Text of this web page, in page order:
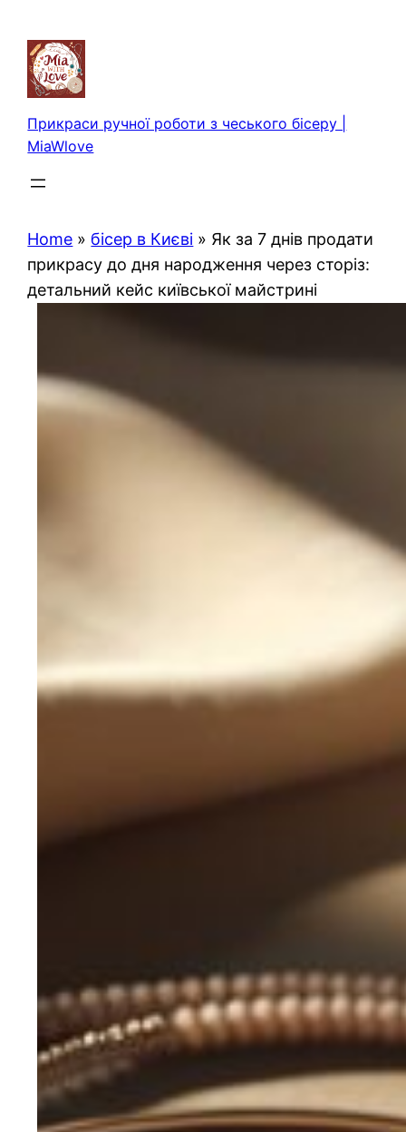
вмісту
Прикраси ручної роботи з чеського бісеру |
MiaWlove
Home » бісер в Києві » Як за 7 днів продати
прикрасу до дня народження через сторіз:
детальний кейс київської майстрині